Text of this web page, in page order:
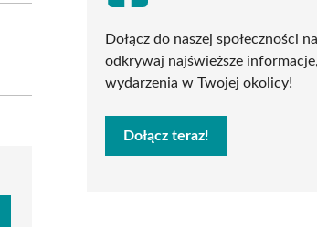
Dołącz do naszej społeczności
odkrywaj najświeższe
wydarzenia w Twojej okolicy!
Dołącz teraz!